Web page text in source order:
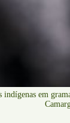
indígenas em